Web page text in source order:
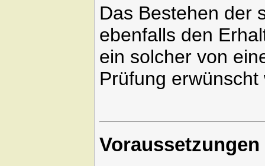
Das Bestehen der
ebenfalls den
ein solcher von
Prüfung erwünscht
Voraussetzungen